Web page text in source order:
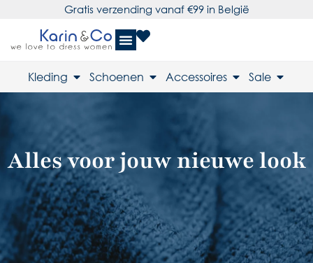
Gratis verzending vanaf €99 in België
Kleding Schoenen Accessoires Sale
Alles voor jouw nieuwe look